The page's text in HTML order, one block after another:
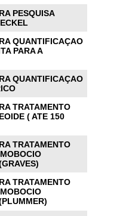
PESQUISA
QUANTIFICAÇAO
PARA A
QUANTIFICAÇAO
TRATAMENTO
( ATE 150
TRATAMENTO
TRATAMENTO